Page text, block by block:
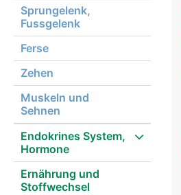
Sprungelenk,
Fussgelenk
Ferse
Zehen
Muskeln und
Sehnen
Endokrines System,
Hormone
Ernährung und
Stoffwechsel